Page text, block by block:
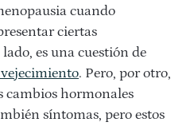
cuando
ciertas
es una cuestión de
. Pero, por otro,
cambios hormonales
síntomas, pero estos